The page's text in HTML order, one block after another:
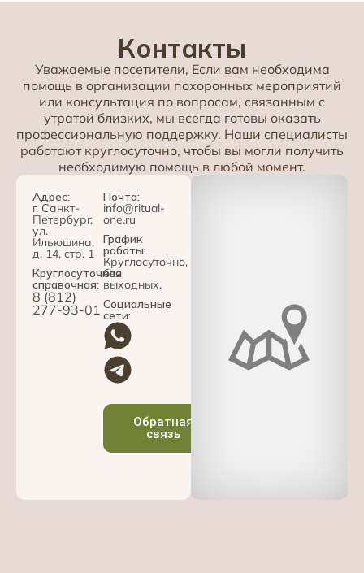
Контакты
Уважаемые посетители, Если вам необходима
помощь в организации похоронных мероприятий
или консультация по вопросам, связанным с
утратой близких, мы всегда готовы оказать
профессиональную поддержку. Наши специалисты
работают круглосуточно, чтобы вы могли получить
необходимую помощь в любой момент.
Адрес:
г. Санкт-
Петербург,
ул.
Ильюшина,
д. 14, стр. 1
Круглосуточная
справочная:
8 (812)
277-93-01
Почта:
info@ritual-
one.ru
График
работы:
Круглосуточно,
без
выходных.
Социальные
сети:
Обратная
связь